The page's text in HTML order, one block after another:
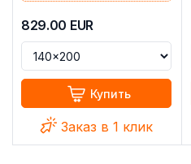
829.00 EUR
Купить
Заказ в 1 клик